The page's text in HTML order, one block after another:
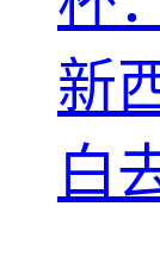
新
白